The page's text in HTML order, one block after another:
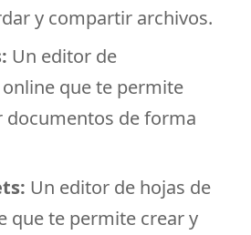
y compartir archivos.
Un editor de
que te permite
documentos de forma
Un editor de hojas de
que te permite crear y